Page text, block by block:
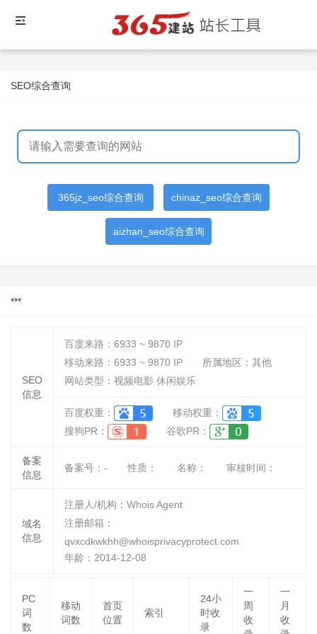
SEO综合查询
365jz_seo综合查询 chinaz_seo综合查询
aizhan_seo综合查询
***
SEO
信息
百度来路： 6933 ~ 9870 IP
移动来路： 6933 ~ 9870 IP
所属地区：其他
网站类型：视频电影 休闲娱乐
百度权重：
移动权重：
搜狗PR：
谷歌PR：
备案
信息
备案号：- 性质： 名称： 审核时间：
域名
信息
注册人/机构：Whois Agent
注册邮箱：
qvxcdkwkhh@whoisprivacyprotect.com
年龄：2014-12-08
PC
词
数
移动
词数
首页
位置
索引
24小
时收
录
一
周
收
一
月
收